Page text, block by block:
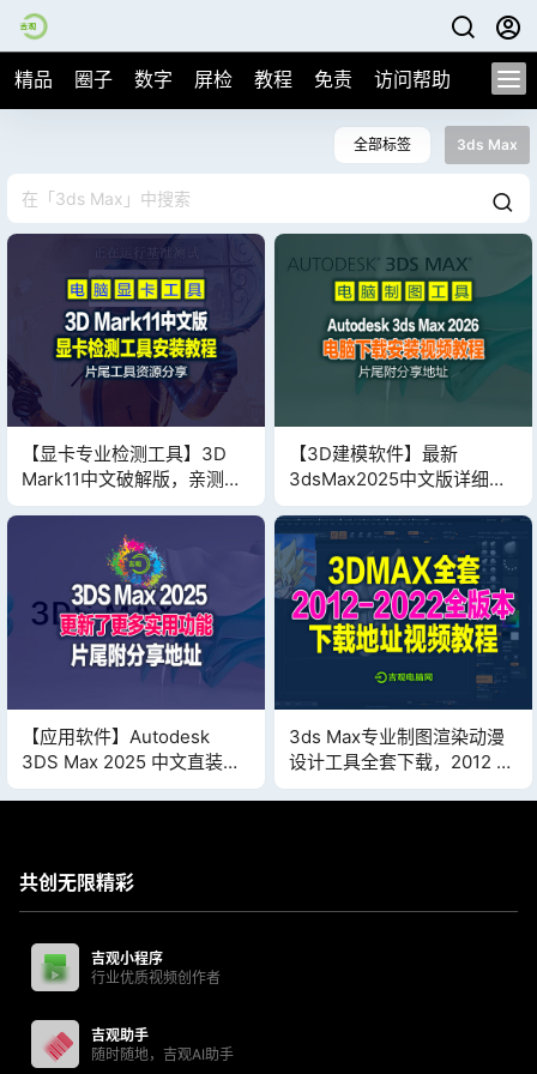
精品 圈子 数字 屏检 教程 免责 访问帮助
全部标签 3ds Max
【显卡专业检测工具】3D
Mark11中文破解版，亲测功
能正常，片尾附分享地址下
载，低调使用哈！
【3D建模软件】最新
3dsMax2025中文版详细图
文安装教程（免费白嫖），
片尾附分享下载
【应用软件】Autodesk
3DS Max 2025 中文直装
版，经典图片建模渲染软件
3ds Max专业制图渲染动漫
设计工具全套下载，2012 ~
2022安装版，内附视频安装
共创无限精彩
吉观小程序
行业优质视频创作者
吉观助手
随时随地，吉观AI助手